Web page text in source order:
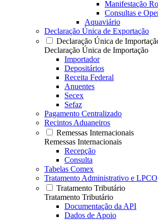
Manifestação
Consultas e
Aquaviário
Declaração Única de Exportação
Declaração Única de
Declaração Única de Importação
Importador
Depositários
Receita Federal
Anuentes
Secex
Sefaz
Pagamento Centralizado
Recintos Aduaneiros
Remessas Internacionais
Remessas Internacionais
Recepção
Consulta
Tabelas Comex
Tratamento Administrativo e LPCO
Tratamento Tributário
Tratamento Tributário
Documentação da API
Dados de Apoio